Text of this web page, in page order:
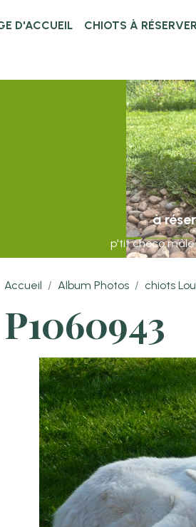
D'ACCUEIL CHIOTS À
à réserver
p'tit choco mâle en attente
Accueil Album Photos chiots
P1060943